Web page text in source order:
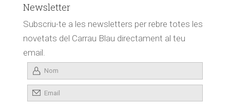
Newsletter
Subscriu-te a les newsletters per rebre totes les
novetats del Carrau Blau directament al teu
email.